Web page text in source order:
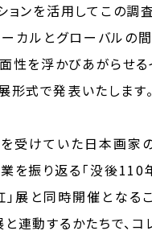
ョンを活用してこの調
ーカルとグローバルの
性を浮かびあがらせる
形式で発表いたします。
受けていた日本画家
を振り返る「没後110
展と同時開催となる
と連動するかたちで、コ